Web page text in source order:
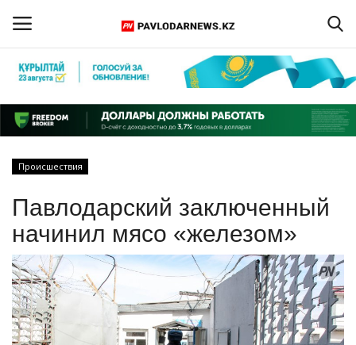
Регистрация
Главная
ПАВЛОДАРСКАЯ ОБЛАСТЬ
КАЗАХСТАН
МИР
Происшествия
Павлодарский заключенный
начинил мясо «железом»